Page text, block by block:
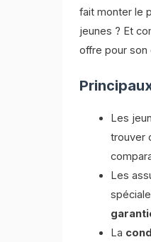
fait monter le
jeunes ? Et
offre pour son
Les
trouver
Les
La